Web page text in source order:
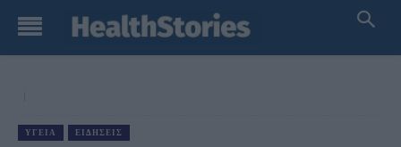
ΥΓΕΊΑ ΕΙΔΉΣΕΙΣ